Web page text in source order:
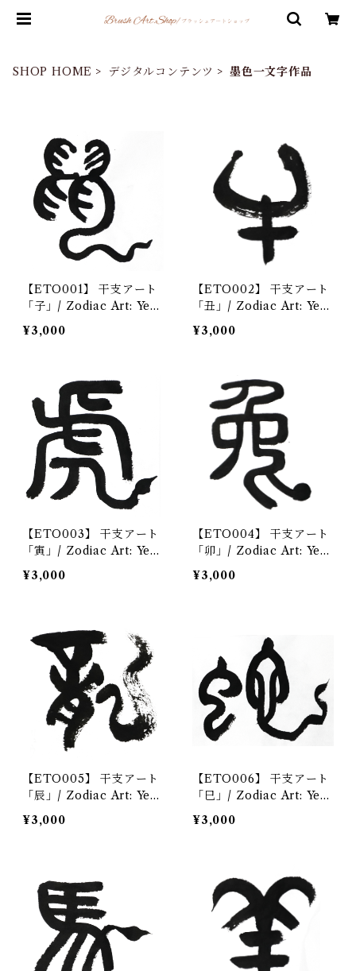
SHOP HOME デジタルコンテンツ 墨色一文字作品
【ETO001】 干支アート
「子」/ Zodiac Art: Year
of the Rat デジタルコ
ンテンツ/Digital content
¥3,000
【ETO002】 干支アート
「丑」/ Zodiac Art: Year
of the Ox デジタルコン
テンツ/Digital content
¥3,000
【ETO003】 干支アート
「寅」/ Zodiac Art: Year
of the Tiger デジタル
コンテンツ/Digital conte
¥3,000
【ETO004】 干支アート
「卯」/ Zodiac Art: Year
of the Rabbit デジタル
コンテンツ/Digital conte
¥3,000
【ETO005】 干支アート
「辰」/ Zodiac Art: Year
of the Dragon デジタ
ルコンテンツ/Digital con
¥3,000
【ETO006】 干支アート
「巳」/ Zodiac Art: Year
of the Snake デジタル
コンテンツ/Digital conte
¥3,000